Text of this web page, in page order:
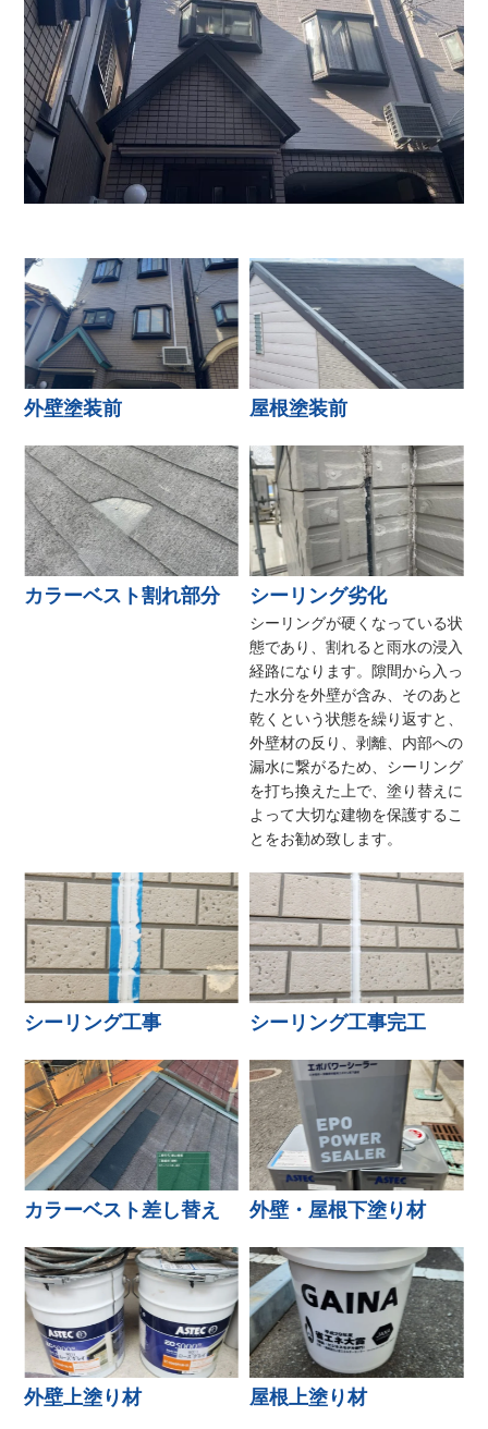
外壁塗装前 屋根塗装前
カラーベスト割れ部分 シーリング劣化
シーリングが硬くなっている状
態であり、割れると雨水の浸入
経路になります。隙間から入っ
た水分を外壁が含み、そのあと
乾くという状態を繰り返すと、
外壁材の反り、剥離、内部への
漏水に繋がるため、シーリング
を打ち換えた上で、塗り替えに
よって大切な建物を保護するこ
とをお勧め致します。
シーリング工事 シーリング工事完工
カラーベスト差し替え 外壁・屋根下塗り材
外壁上塗り材 屋根上塗り材